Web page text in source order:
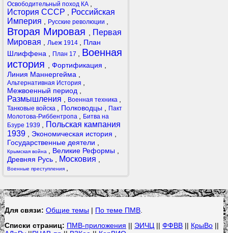
Освободительный поход КА
История СССР
Российская
Империя
Русские революции
Вторая Мировая
Первая
Мировая
Льеж 1914
План
Шлиффена
План 17
Военная
история
Фортификация
Линия Маннергейма
Альтернативная История
Межвоенный период
Размышления Военная техника
Танковые войска Полководцы
Пакт
Молотова-Риббентропа
Битва на
Бзуре 1939
Польская кампания
1939
Экономическая история
Государственные деятели
Крымская война Великие Реформы
Древняя Русь
Московия
Военные преступления
Для связи: Общие темы | По теме ПМВ.
Списки страниц: ПМВ-приложения || ЭИЧЦ || ФФВВ|| КрыВо||